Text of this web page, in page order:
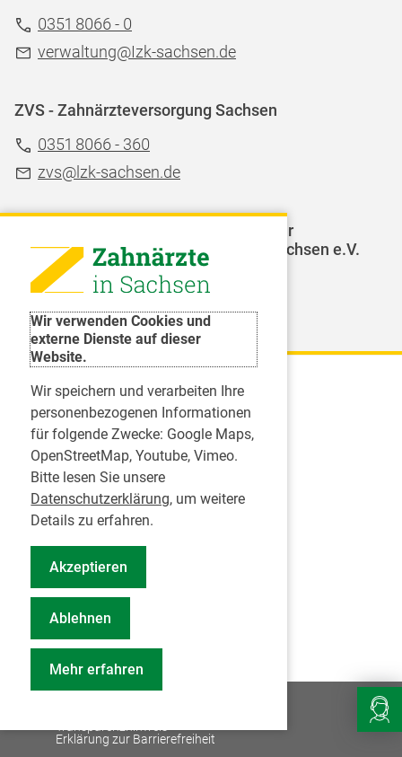
Wir verwenden Cookies und
externe Dienste auf dieser
Website.
Wir speichern und verarbeiten Ihre
personenbezogenen Informationen
für folgende Zwecke: Google Maps,
OpenStreetMap, Youtube, Vimeo.
Bitte lesen Sie unsere
Datenschutzerklärung, um weitere
Details zu erfahren.
Akzeptieren
Ablehnen
Mehr erfahren
0351 8066 - 0
verwaltung@Izk-sachsen.de
ZVS - Zahnärzteversorgung Sachsen
0351 8066 - 360
zvs@lzk-sachsen.de
LAGZ - Landesarbeitsgemeinschaft für
Jugendzahnpflege des Freistaates Sachsen e.V.
Karriere
Inserate
Praktikum in einer Zahnarztpraxis
Jobs im Zahnärztehaus
Presse
Pressemitteilungen
Erklärung zur Barrierefreiheit